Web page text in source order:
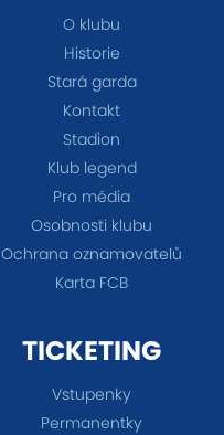
O klubu
Historie
Stará garda
Kontakt
Stadion
Klub legend
Pro média
Osobnosti klubu
Ochrana oznamovatelů
Karta FCB
TICKETING
Vstupenky
Permanentky